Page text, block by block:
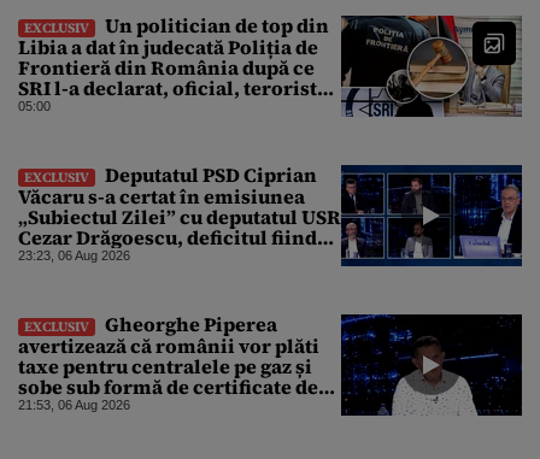
EXCLUSIV
Un politician de top din
Libia a dat în judecată Poliția de
Frontieră din România după ce
SRI l-a declarat, oficial, terorist
ISIS
05:00
EXCLUSIV
Deputatul PSD Ciprian
Văcaru s-a certat în emisiunea
„Subiectul Zilei” cu deputatul USR
Cezar Drăgoescu, deficitul fiind
motivul scandalului
23:23, 06 Aug 2026
EXCLUSIV
Gheorghe Piperea
avertizează că românii vor plăti
taxe pentru centralele pe gaz și
sobe sub formă de certificate de
CO2
21:53, 06 Aug 2026